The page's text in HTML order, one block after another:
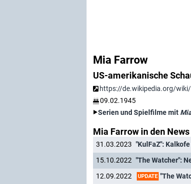
Mia Farrow
US-amerikanische
https://de.wikipedia.org/
09.02.1945
Serien und Spielfilme mit
Mia Farrow in den News
31.03.2023 "KulFaZ":
15.10.2022
12.09.2022
UPDATE "The